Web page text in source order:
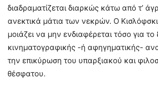
διαδραματίζεται διαρκώς κάτω από τ’
ανεκτικά μάτια των νεκρών. Ο
μοιάζει να μην ενδιαφέρεται τόσο για
κινηματογραφικής -ή αφηγηματικής-
την επικύρωση του υπαρξιακού και
θέσφατου.